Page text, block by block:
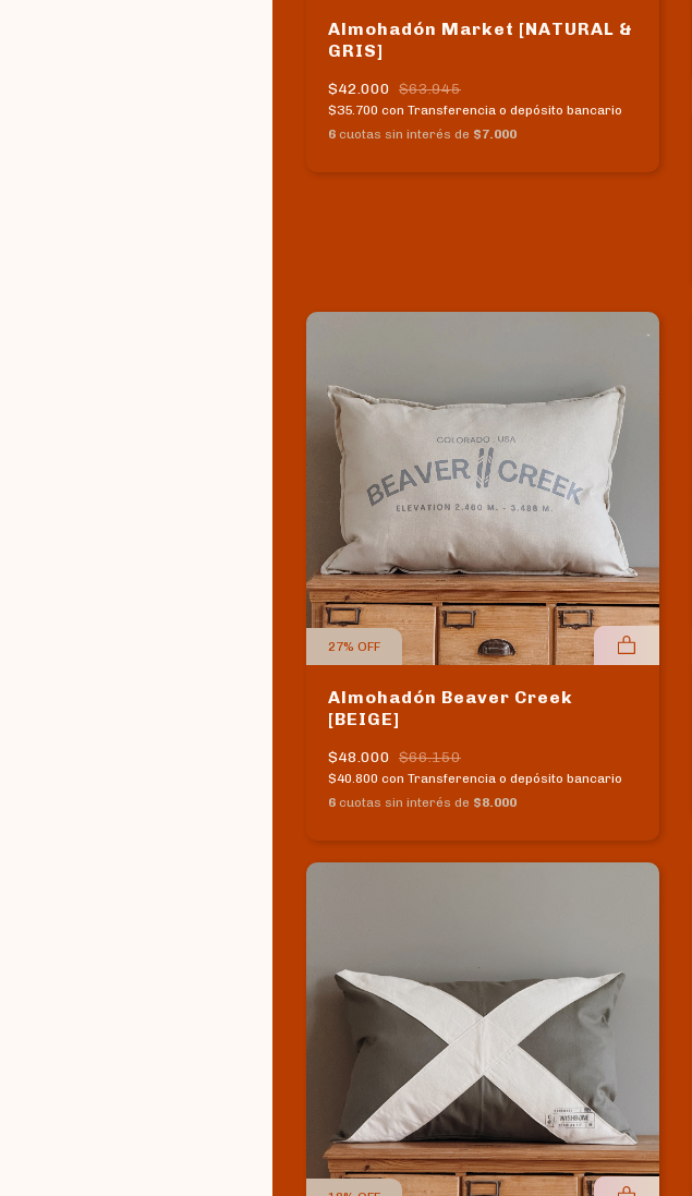
Almohadón Market [NATURAL &
GRIS]
$42.000 $63.945
$35.700 con Transferencia o depósito bancario
6 cuotas sin interés de $7.000
27% OFF
Almohadón Beaver Creek
[BEIGE]
$48.000 $66.150
$40.800 con Transferencia o depósito bancario
6 cuotas sin interés de $8.000